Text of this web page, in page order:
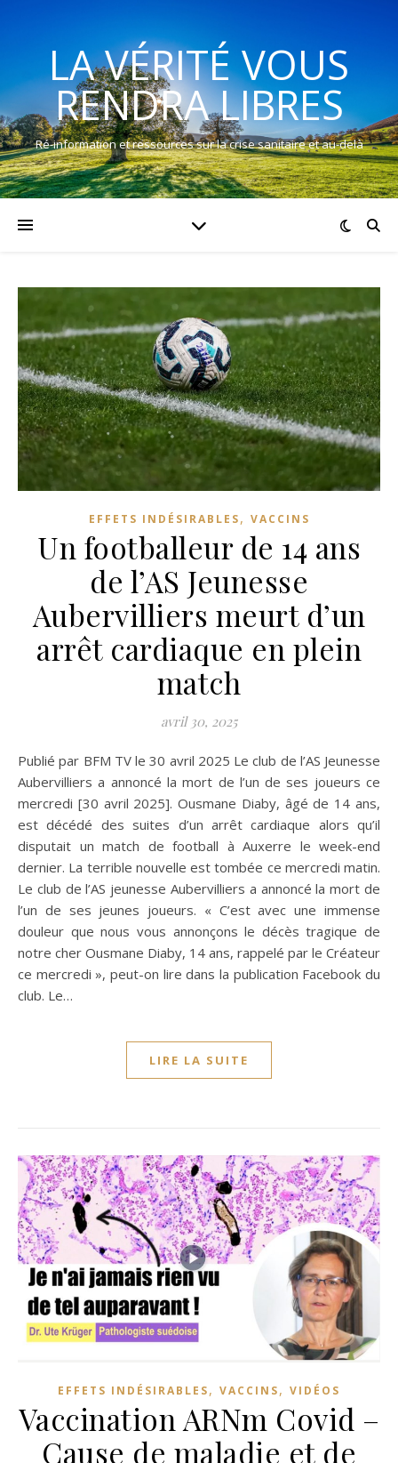
LA VÉRITÉ VOUS
RENDRA LIBRES
Ré-information et ressources sur la crise sanitaire et au-delà
EFFETS INDÉSIRABLES, VACCINS
Un footballeur de 14 ans
de l’AS Jeunesse
Aubervilliers meurt d’un
arrêt cardiaque en plein
match
avril 30, 2025
Publié par BFM TV le 30 avril 2025 Le club de l’AS Jeunesse
Aubervilliers a annoncé la mort de l’un de ses joueurs ce
mercredi [30 avril 2025]. Ousmane Diaby, âgé de 14 ans,
est décédé des suites d’un arrêt cardiaque alors qu’il
disputait un match de football à Auxerre le week-end
dernier. La terrible nouvelle est tombée ce mercredi matin.
Le club de l’AS jeunesse Aubervilliers a annoncé la mort de
l’un de ses jeunes joueurs. « C’est avec une immense
douleur que nous vous annonçons le décès tragique de
notre cher Ousmane Diaby, 14 ans, rappelé par le Créateur
ce mercredi », peut-on lire dans la publication Facebook du
club. Le…
LIRE LA SUITE
EFFETS INDÉSIRABLES, VACCINS, VIDÉOS
Vaccination ARNm Covid –
Cause de maladie et de